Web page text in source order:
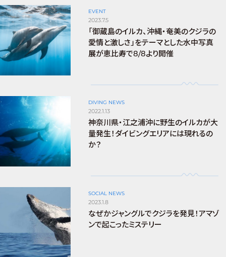
EVENT
2023.7.5
「御蔵島のイルカ、沖縄・奄美のクジラの
愛情と激しさ」をテーマとした水中写真
展が恵比寿で8/8より開催
DIVING NEWS
2022.1.13
神奈川県・江之浦沖に野生のイルカが大
量発生！ダイビングエリアには現れるの
か？
SOCIAL NEWS
2023.1.8
なぜかジャングルでクジラを発見！アマゾ
ンで起こったミステリー